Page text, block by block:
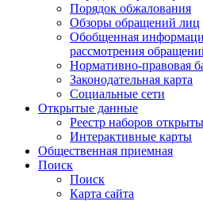
Порядок обжалования
Обзоры обращений лиц
Обобщенная
рассмотрения
Нормативно-правовая
Законодательная карта
Социальные сети
Открытые данные
Реестр наборов
Интерактивные карты
Общественная приемная
Поиск
Поиск
Карта сайта